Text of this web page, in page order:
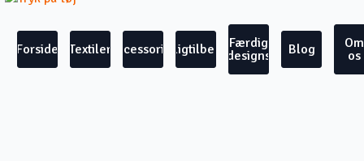
Forside TextilerAccessoriesBoligtilbehørFærdig
designs
Blog
Om
os